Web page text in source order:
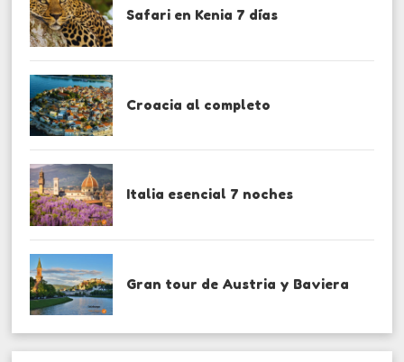
Safari en Kenia 7 días
Croacia al completo
Italia esencial 7 noches
Gran tour de Austria y Baviera